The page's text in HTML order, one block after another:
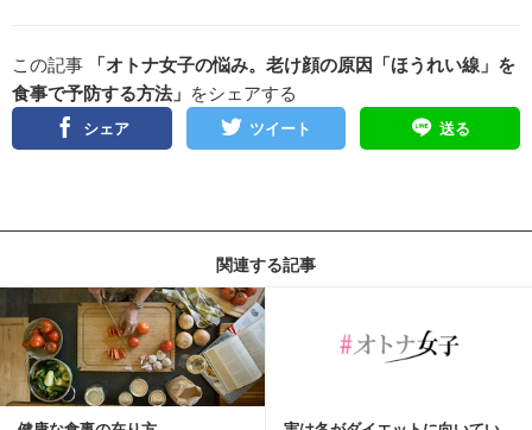
この記事
「オトナ女子の悩み。老け顔の原因「ほうれい線」を
食事で予防する方法」 をシェアする
シェア ツイート 送る
関連する記事